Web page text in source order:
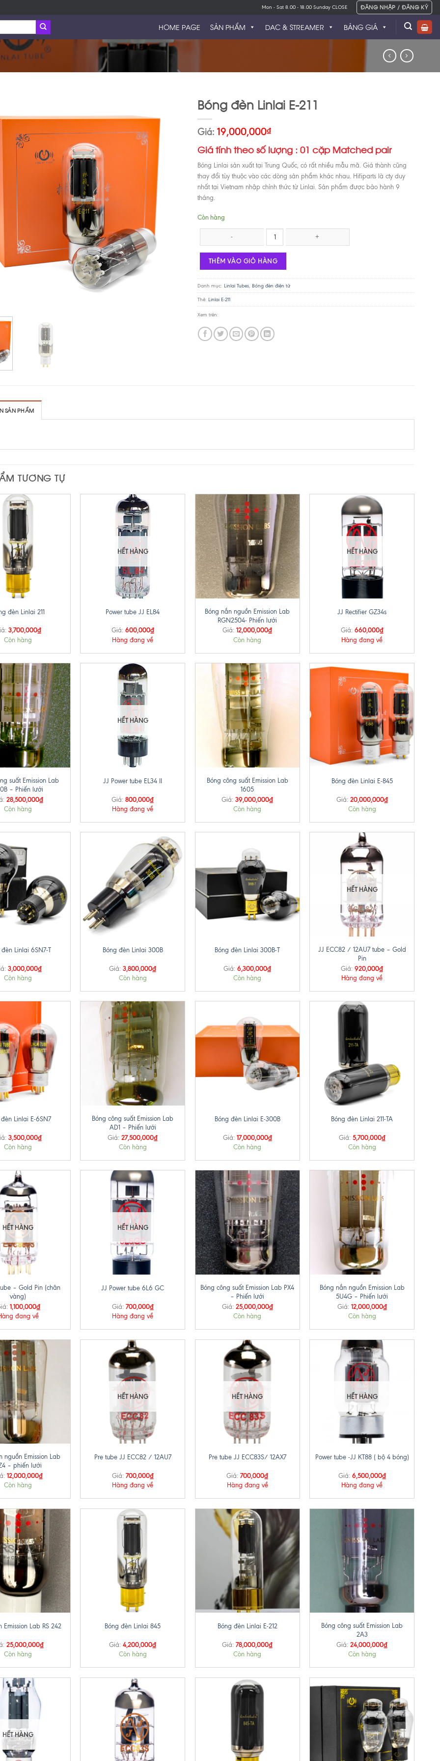
Mon - Sat 8.00 - 18.00 Sunday CLOSE ĐĂNG NHẬP / ĐĂNG KÝ
HOME PAGE SẢN PHẨM BẢNG GIÁ
DAC & STREAMER
Bóng đèn Linlai E-211
Giá: 19,000,000₫
Giá tính theo số lượng : 01 cặp Matched pair
Bóng Linlai sản xuất tại Trung Quốc, có rất nhiều mẫu mã. Giá thành cũng
thay đổi tùy thuộc vào các dòng sản phẩm khác nhau. Hifiparts là cty duy
nhất tại Vietnam nhập chính thức từ Linlai. Sản phẩm được bảo hành 9
tháng.
Còn hàng
THÊM VÀO GIỎ HÀNG
Danh mục: Linlai Tubes, Bóng đèn điện tử
Thẻ: Linlai E-211
Xem trên:
SẢN PHẨM
TƯƠNG TỰ
đèn Linlai 211
3,700,000₫
Còn hàng
HẾT HÀNG
Power tube JJ EL84
Giá: 600,000₫
Hàng đang về
Bóng nắn nguồn Emission Lab
RGN2504- Phiến lưới
Giá: 12,000,000₫
Còn hàng
HẾT HÀNG
JJ Rectifier GZ34s
Giá: 660,000₫
Hàng đang về
suất Emission Lab
– Phiến lưới
28,500,000₫
Còn hàng
HẾT HÀNG
JJ Power tube EL34 II
Giá: 800,000₫
Hàng đang về
Bóng công suất Emission Lab
1605
Giá: 39,000,000₫
Còn hàng
Bóng đèn Linlai E-845
Giá: 20,000,000₫
Còn hàng
đèn Linlai 6SN7-T
3,000,000₫
Còn hàng
+
Bóng đèn Linlai 300B
Giá: 3,800,000₫
Còn hàng
Bóng đèn Linlai 300B-T
Giá: 6,300,000₫
Còn hàng
HẾT HÀNG
JJ ECC82 / 12AU7 tube – Gold
Pin
Giá: 920,000₫
Hàng đang về
đèn Linlai E-6SN7
3,500,000₫
Còn hàng
Bóng công suất Emission Lab
AD1 – Phiến lưới
Giá: 27,500,000₫
Còn hàng
Bóng đèn Linlai E-300B
Giá: 17,000,000₫
Còn hàng
Bóng đèn Linlai 211-TA
Giá: 5,700,000₫
Còn hàng
HẾT HÀNG
– Gold Pin (chân
vàng)
1,100,000₫
đang về
HẾT HÀNG
JJ Power tube 6L6 GC
Giá: 700,000₫
Hàng đang về
+
Bóng công suất Emission Lab PX4
– Phiến lưới
Giá: 25,000,000₫
Còn hàng
Bóng nắn nguồn Emission Lab
5U4G – Phiến lưới
Giá: 12,000,000₫
Còn hàng
nguồn Emission Lab
– phiến lưới
12,000,000₫
Còn hàng
HẾT HÀNG
Pre tube JJ ECC82 / 12AU7
Giá: 700,000₫
Hàng đang về
HẾT HÀNG
Pre tube JJ ECC83S/ 12AX7
Giá: 700,000₫
Hàng đang về
HẾT HÀNG
Power tube -JJ KT88 ( bộ 4 bóng)
Giá: 6,500,000₫
Hàng đang về
Emission Lab RS 242
25,000,000₫
Còn hàng
Bóng đèn Linlai 845
Giá: 4,200,000₫
Còn hàng
Bóng đèn Linlai E-212
Giá: 78,000,000₫
Còn hàng
Bóng công suất Emission Lab
2A3
Giá: 24,000,000₫
Còn hàng
HẾT HÀNG